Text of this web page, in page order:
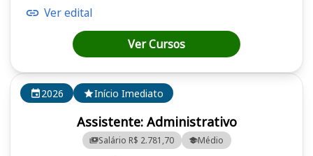
2026 Início Imediato
Assistente: Administrativo
Salário R$ 2.781,70 Médio
Ver edital
Ver Cursos